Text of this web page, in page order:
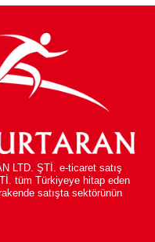
LTD. ŞTİ. e-ticaret satış
tüm Türkiyeye hitap eden
satışta sektörünün